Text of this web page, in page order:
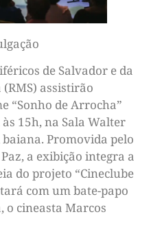
de Salvador e da
assistirão
“Sonho de Arrocha”
15h, na Sala Walter
Promovida pelo
a exibição integra a
do projeto “Cineclube
com um bate-papo
o cineasta Marcos